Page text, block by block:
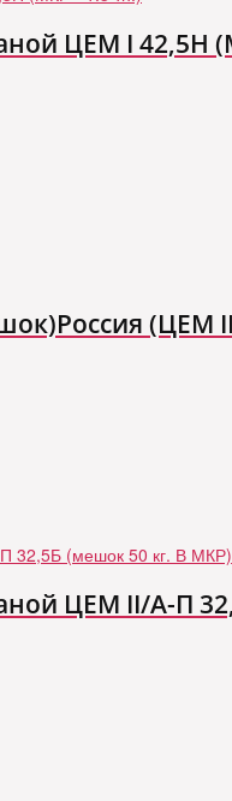
ЦЕМ I 42,5Н
(ЦЕМ
ЦЕМ II/А-П